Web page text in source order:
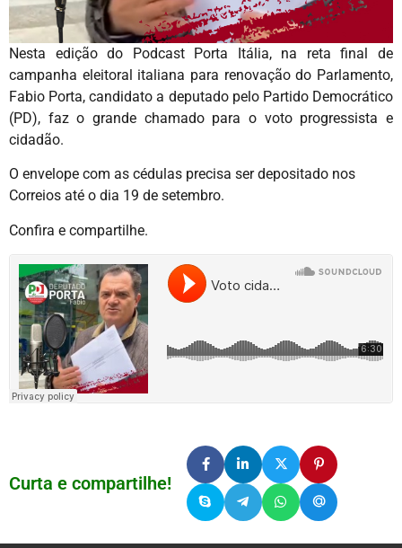
Nesta edição do Podcast Porta Itália, na reta final de
campanha eleitoral italiana para renovação do Parlamento,
Fabio Porta, candidato a deputado pelo Partido Democrático
(PD), faz o grande chamado para o voto progressista e
cidadão.
O envelope com as cédulas precisa ser depositado nos
Correios até o dia 19 de setembro.
Confira e compartilhe.
Curta e compartilhe!